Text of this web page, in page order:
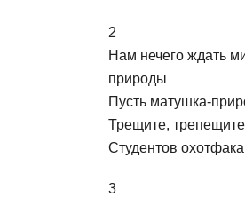
2
Нам нечего ждать
природы
Пусть матушка-
Трещите,
Студентов
3